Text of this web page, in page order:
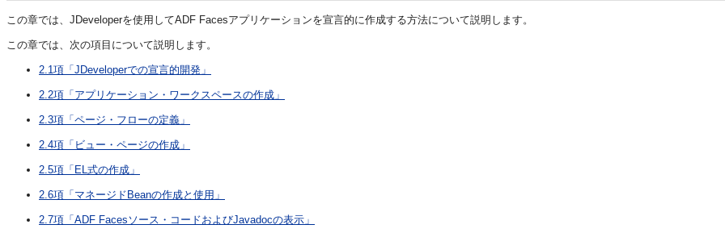
この章では、JDeveloperを使用してADF Facesアプリケーションを宣言的に作成する方法について説明します。
この章では、次の項目について説明します。
2.1項「JDeveloperでの宣言的開発」
2.2項「アプリケーション・ワークスペースの作成」
2.3項「ページ・フローの定義」
2.4項「ビュー・ページの作成」
2.5項「EL式の作成」
2.6項「マネージドBeanの作成と使用」
2.7項「ADF Facesソース・コードおよびJavadocの表示」